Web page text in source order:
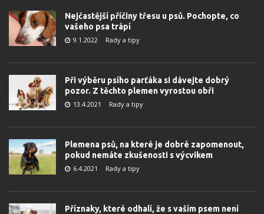
Nejčastější příčiny třesu u psů. Pochopte, co
vašeho psa trápí
9.1.2022 Rady a tipy
Při výběru psího parťáka si dávejte dobrý
pozor. Z těchto plemen vyrostou obři
13.4.2021 Rady a tipy
Plemena psů, na které je dobré zapomenout,
pokud nemáte zkušenosti s výcvikem
6.4.2021 Rady a tipy
Příznaky, které odhalí, že s vaším psem není